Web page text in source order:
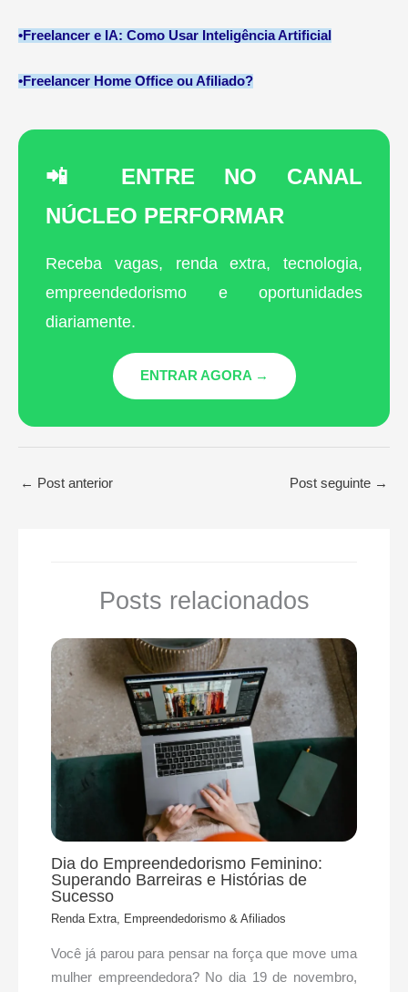
•Freelancer e IA: Como Usar Inteligência Artificial
•Freelancer Home Office ou Afiliado?
📲 ENTRE NO CANAL
NÚCLEO PERFORMAR
Receba vagas, renda extra, tecnologia,
empreendedorismo e oportunidades
diariamente.
ENTRAR AGORA →
← Post anterior Post seguinte →
Posts relacionados
Dia do Empreendedorismo Feminino:
Superando Barreiras e Histórias de
Sucesso
Renda Extra, Empreendedorismo & Afiliados
Você já parou para pensar na força que move uma
mulher empreendedora? No dia 19 de novembro,